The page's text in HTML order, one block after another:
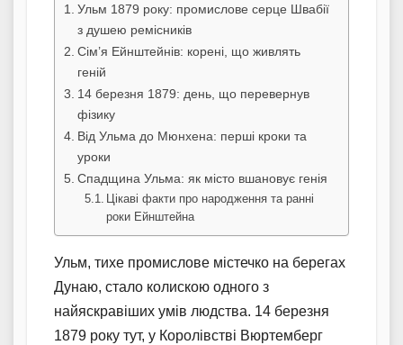
Ульм 1879 року: промислове серце Швабії
з душею ремісників
Сім’я Ейнштейнів: корені, що живлять
геній
14 березня 1879: день, що перевернув
фізику
Від Ульма до Мюнхена: перші кроки та
уроки
Спадщина Ульма: як місто вшановує генія
Цікаві факти про народження та ранні
роки Ейнштейна
Ульм, тихе промислове містечко на берегах
Дунаю, стало колискою одного з
найяскравіших умів людства. 14 березня
1879 року тут, у Королівстві Вюртемберг